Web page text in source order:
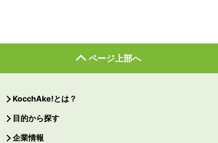
ページ上部へ
KocchAke!とは？
目的から探す
企業情報